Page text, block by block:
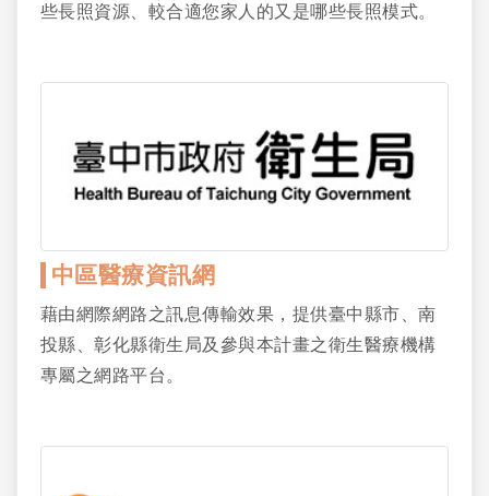
些長照資源、較合適您家人的又是哪些長照模式。
中區醫療資訊網
藉由網際網路之訊息傳輸效果，提供臺中縣市、南
投縣、彰化縣衛生局及參與本計畫之衛生醫療機構
專屬之網路平台。